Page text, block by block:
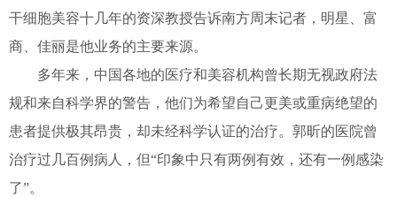
干细胞美容十几年的资深教授告诉南方周末记者，明星、富
商、佳丽是他业务的主要来源。
多年来，中国各地的医疗和美容机构曾长期无视政府法
规和来自科学界的警告，他们为希望自己更美或重病绝望的
患者提供极其昂贵，却未经科学认证的治疗。郭昕的医院曾
治疗过几百例病人，但“印象中只有两例有效，还有一例感染
了”。